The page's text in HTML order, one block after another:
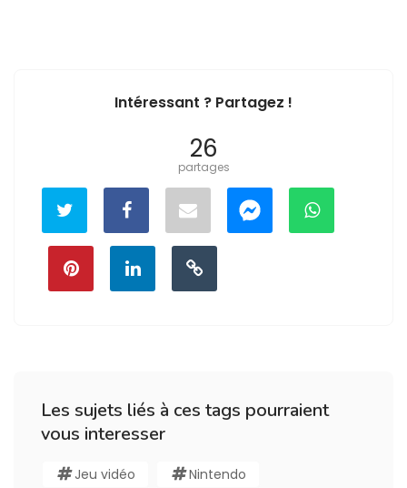
Intéressant ? Partagez !
26
partages
Les sujets liés à ces tags pourraient
vous interesser
Jeu vidéo Nintendo